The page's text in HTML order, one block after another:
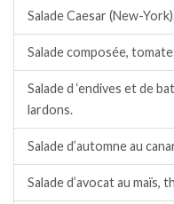
Salade Caesar (New-
Salade composée,
Salade d ‘endives et de
lardons.
Salade d’automne au
Salade d’avocat au maïs,